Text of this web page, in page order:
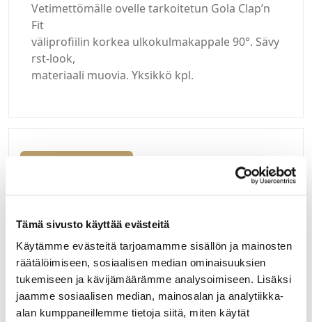
Tämä sivusto käyttää evästeitä
Käytämme evästeitä tarjoamamme sisällön ja mainosten
räätälöimiseen, sosiaalisen median ominaisuuksien
tukemiseen ja kävijämäärämme analysoimiseen. Lisäksi
jaamme sosiaalisen median, mainosalan ja analytiikka-
alan kumppaneillemme tietoja siitä, miten käytät
Vetimettömälle ovelle tarkoitetun Gola Clap’n
Fit
väliprofiilin korkea ulkokulmakappale 90°. Sävy
rst-look,
materiaali muovia. Yksikkö kpl.
Hei yritysasiakas!
Jos teillä ei vielä ole avattuna tunnuksia
verkkokauppaamme, niin olkaa yhteydessä
mail@helatukku.com
Määrä pakkauksessa:
25